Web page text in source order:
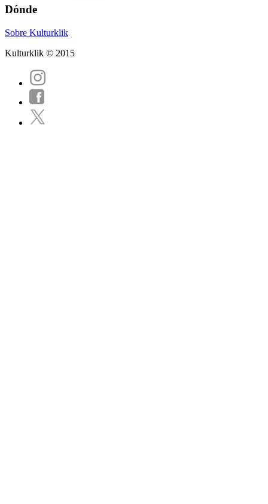
Dónde
Sobre Kulturklik
Kulturklik © 2015